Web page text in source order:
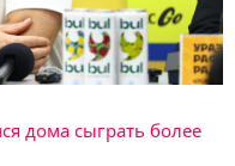
дома сыграть более